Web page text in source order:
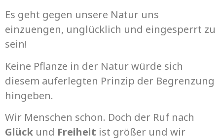
Es geht gegen unsere Natur uns
einzuengen, unglücklich und eingesperrt zu
sein!
Keine Pflanze in der Natur würde sich
diesem auferlegten Prinzip der Begrenzung
hingeben.
Wir Menschen schon. Doch der Ruf nach
Glück und Freiheit ist größer und wir